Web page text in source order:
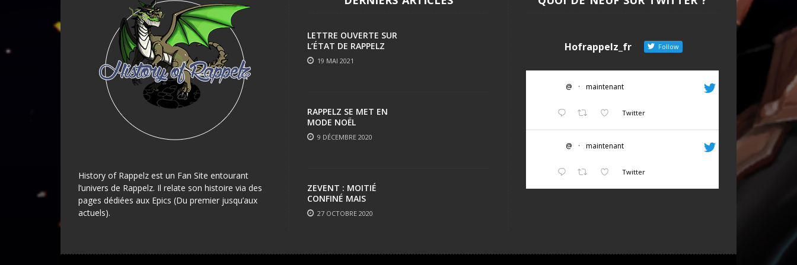
History of Rappelz est un Fan Site entourant
l’univers de Rappelz. Il relate son histoire via des
pages dédiées aux Epics (Du premier jusqu’aux
actuels).
LETTRE OUVERTE SUR
L’ÉTAT DE RAPPELZ
19 MAI 2021
RAPPELZ SE MET EN
MODE NOËL
9 DÉCEMBRE 2020
ZEVENT : MOITIÉ
CONFINÉ MAIS
TOUJOURS AUSSI FUN
27 OCTOBRE 2020
Hofrappelz_fr Follow
@ · maintenant
Twitter
@ · maintenant
Twitter